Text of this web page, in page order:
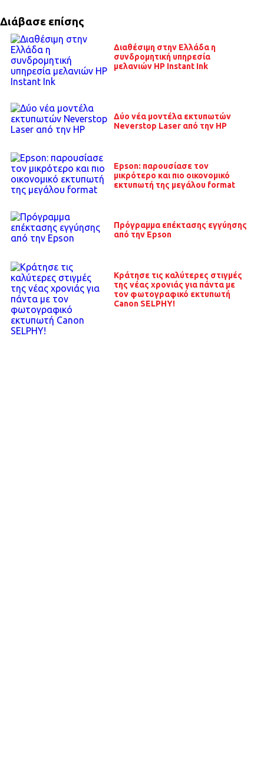
Διάβασε επίσης
Διαθέσιμη στην Ελλάδα η
συνδρομητική υπηρεσία
μελανιών HP Instant Ink
Δύο νέα μοντέλα εκτυπωτών
Neverstop Laser από την HP
Epson: παρουσίασε τον
μικρότερο και πιο οικονομικό
εκτυπωτή της μεγάλου format
Πρόγραμμα επέκτασης εγγύησης
από την Epson
Κράτησε τις καλύτερες στιγμές
της νέας χρονιάς για πάντα με
τον φωτογραφικό εκτυπωτή
Canon SELPHY!